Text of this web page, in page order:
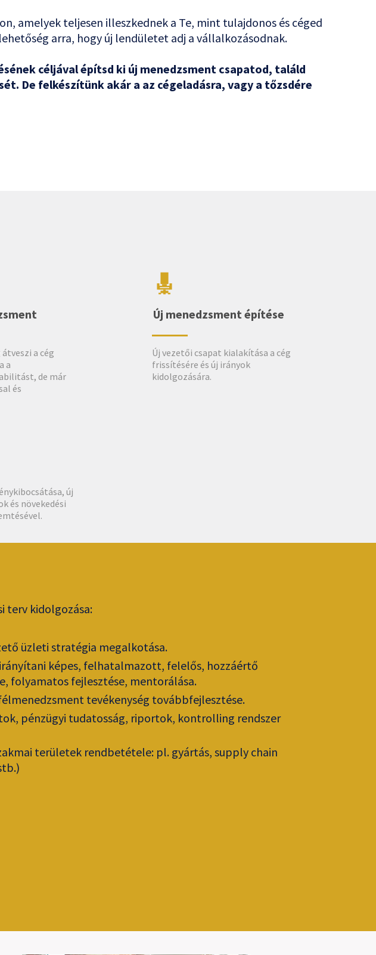
amelyek teljesen illeszkednek a Te, mint tulajdonos és céged
arra, hogy új lendületet adj a vállalkozásodnak.
céljával építsd ki új menedzsment csapatod, találd
De felkészítünk akár a az cégeladásra, vagy a tőzsdére
a cég
a
de már
és
Új vezetői csapat kialakítása a cég
frissítésére és új irányok
kidolgozására.
Új menedzsment építése
új
és növekedési
terv kidolgozása:
üzleti stratégia megalkotása.
képes, felhatalmazott, felelős, hozzáértő
folyamatos fejlesztése, mentorálása.
tevékenység továbbfejlesztése.
pénzügyi tudatosság, riportok, kontrolling rendszer
területek rendbetétele: pl. gyártás, supply chain